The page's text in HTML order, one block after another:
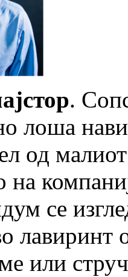
.
лоша
од
се
или